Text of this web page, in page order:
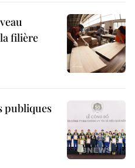
filière
publiques